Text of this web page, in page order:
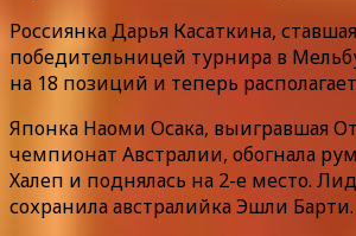
Россиянка Дарья Касаткина, ставшая
победительницей турнира в
на 18 позиций и теперь
Японка Наоми Осака, выигравшая
чемпионат Австралии, обогнала
Халеп и поднялась на 2-е место.
сохранила австралийка Эшли Барти.